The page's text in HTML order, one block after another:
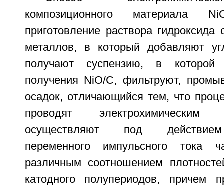
композиционного материала
приготовление раствора
металлов, в который добавляют
получают суспензию, в которой
получения NiO/C, фильтруют,
осадок, отличающийся тем, что
проводят
осуществляют под действием
переменного импульсного
различным соотношением
катодного полупериодов, причем